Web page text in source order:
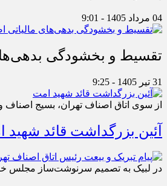
04 مرداد 1405 - 9:01
تقسیط و بخشودگی بدهی‌های
31 تیر 1405 - 9:25
از سوی اتاق اصناف تهران، بسیج اصناف
آئین بزرگداشت قائد شهید
در لبیک به تصمیم سرنوشت‌ساز مجلس